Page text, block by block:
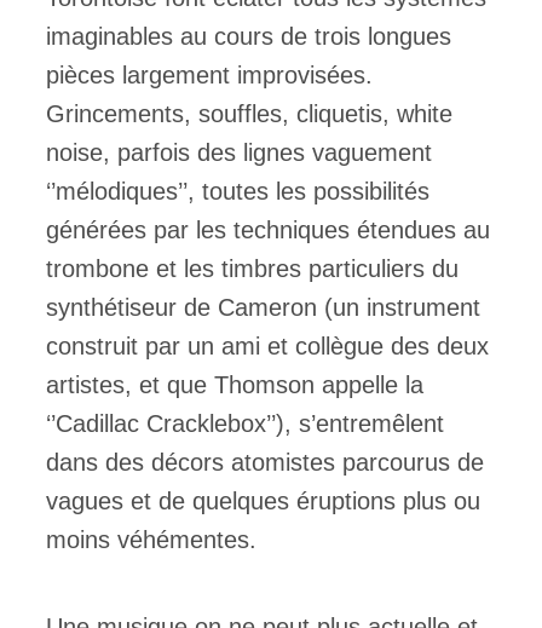
imaginables au cours de trois longues
pièces largement improvisées.
Grincements, souffles, cliquetis, white
noise, parfois des lignes vaguement
‘’mélodiques’’, toutes les possibilités
générées par les techniques étendues au
trombone et les timbres particuliers du
synthétiseur de Cameron (un instrument
construit par un ami et collègue des deux
artistes, et que Thomson appelle la
‘’Cadillac Cracklebox’’), s’entremêlent
dans des décors atomistes parcourus de
vagues et de quelques éruptions plus ou
moins véhémentes.